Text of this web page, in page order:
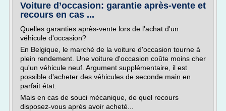
Voiture d’occasion: garantie après-vente et
recours en cas ...
Quelles garanties après-vente lors de l'achat d'un
véhicule d'occasion?
En Belgique, le marché de la voiture d'occasion tourne à
plein rendement. Une voiture d'occasion coûte moins cher
qu'un véhicule neuf. Argument supplémentaire, il est
possible d'acheter des véhicules de seconde main en
parfait état.
Mais en cas de souci mécanique, de quel recours
disposez-vous après avoir acheté...